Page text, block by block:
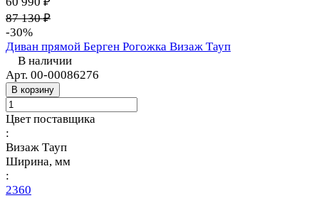
87 130 ₽
-30%
Диван прямой Берген Рогожка Визаж Тауп
В наличии
Арт. 00-00086276
В корзину
Цвет поставщика
:
Визаж Тауп
Ширина, мм
:
2360